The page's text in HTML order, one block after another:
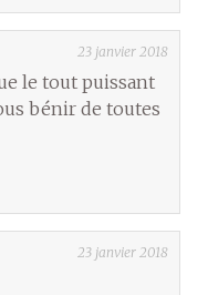
23 janvier 2018
le tout puissant
bénir de toutes
23 janvier 2018